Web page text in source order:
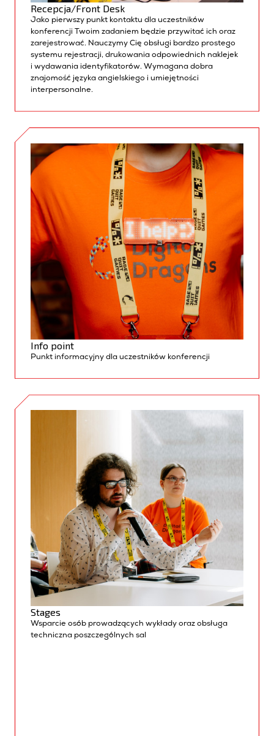
Recepcja/Front Desk
Jako pierwszy punkt kontaktu dla uczestników
konferencji Twoim zadaniem będzie przywitać ich oraz
zarejestrować. Nauczymy Cię obsługi bardzo prostego
systemu rejestracji, drukowania odpowiednich naklejek
i wydawania identyfikatorów. Wymagana dobra
znajomość języka angielskiego i umiejętności
interpersonalne.
Info point
Punkt informacyjny dla uczestników konferencji
Stages
Wsparcie osób prowadzących wykładyoraz obsługa
techniczna poszczególnych sal